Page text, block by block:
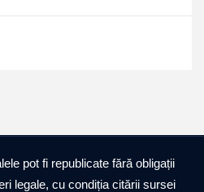
pot fi republicate fără obligații
legale, cu condiția citării sursei